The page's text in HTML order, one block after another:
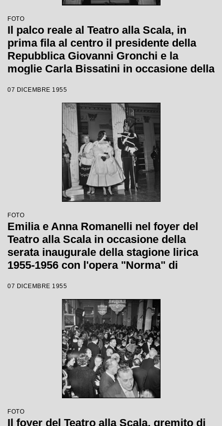
FOTO
Il palco reale al Teatro alla Scala, in
prima fila al centro il presidente della
Repubblica Giovanni Gronchi e la
moglie Carla Bissatini in occasione della
1955-1956 con l'opera "Norma" di
Vincenzo Bellini, diretta da Antonino
Votto, con la regia di Margherita
07 DICEMBRE 1955
FOTO
Emilia e Anna Romanelli nel foyer del
Teatro alla Scala in occasione della
serata inaugurale della stagione lirica
1955-1956 con l'opera "Norma" di
Votto, con la regia di Margherita
07 DICEMBRE 1955
FOTO
Il foyer del Teatro alla Scala, gremito di